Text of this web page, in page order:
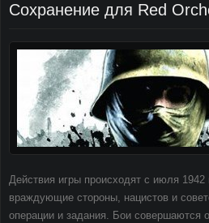
Сохранение для Red
Действия игры происходят с июля
враждующие стороны, нацистов и
операции и задания. Бои совершаются